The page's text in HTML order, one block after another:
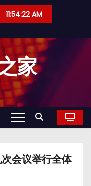
11:54:23 AM
家
会议举行全体